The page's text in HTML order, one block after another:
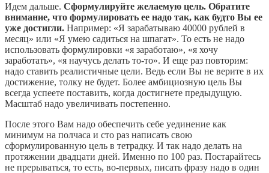
Идем дальше. Сформулируйте желаемую цель. Обратите
внимание, что формулировать ее надо так, как будто Вы ее
уже достигли. Например: «Я зарабатываю 40000 рублей в
месяц» или «Я умею садиться на шпагат». То есть не надо
использовать формулировки «я заработаю», «я хочу
заработать», «я научусь делать то-то». И еще раз повторим:
надо ставить реалистичные цели. Ведь если Вы не верите в их
достижение, толку не будет. Более амбициозную цель Вы
всегда успеете поставить, когда достигнете предыдущую.
Масштаб надо увеличивать постепенно.
После этого Вам надо обеспечить себе уединение как
минимум на полчаса и сто раз написать свою
сформулированную цель в тетрадку. И так надо делать на
протяжении двадцати дней. Именно по 100 раз. Постарайтесь
не прерываться, то есть, во-первых, писать фразу надо в один